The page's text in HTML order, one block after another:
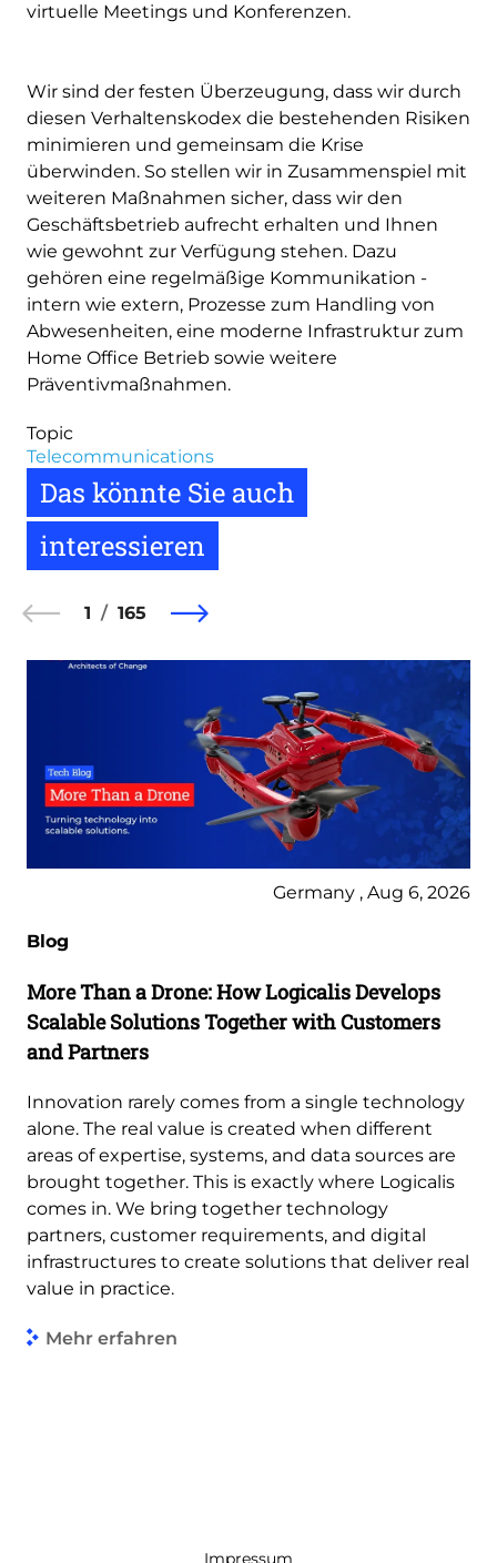
virtuelle Meetings und Konferenzen.
Wir sind der festen Überzeugung, dass wir durch
diesen Verhaltenskodex die bestehenden Risiken
minimieren und gemeinsam die Krise
überwinden. So stellen wir in Zusammenspiel mit
weiteren Maßnahmen sicher, dass wir den
Geschäftsbetrieb aufrecht erhalten und Ihnen
wie gewohnt zur Verfügung stehen. Dazu
gehören eine regelmäßige Kommunikation -
intern wie extern, Prozesse zum Handling von
Abwesenheiten, eine moderne Infrastruktur zum
Home Office Betrieb sowie weitere
Präventivmaßnahmen.
Topic
Telecommunications
Das könnte Sie auch
interessieren
1 165
Germany , Aug 6, 2026
Blog
More Than a Drone: How Logicalis Develops
Scalable Solutions Together with Customers
and Partners
Innovation rarely comes from a single technology
alone. The real value is created when different
areas of expertise, systems, and data sources are
brought together. This is exactly where Logicalis
comes in. We bring together technology
partners, customer requirements, and digital
infrastructures to create solutions that deliver real
value in practice.
Mehr erfahren
Impressum